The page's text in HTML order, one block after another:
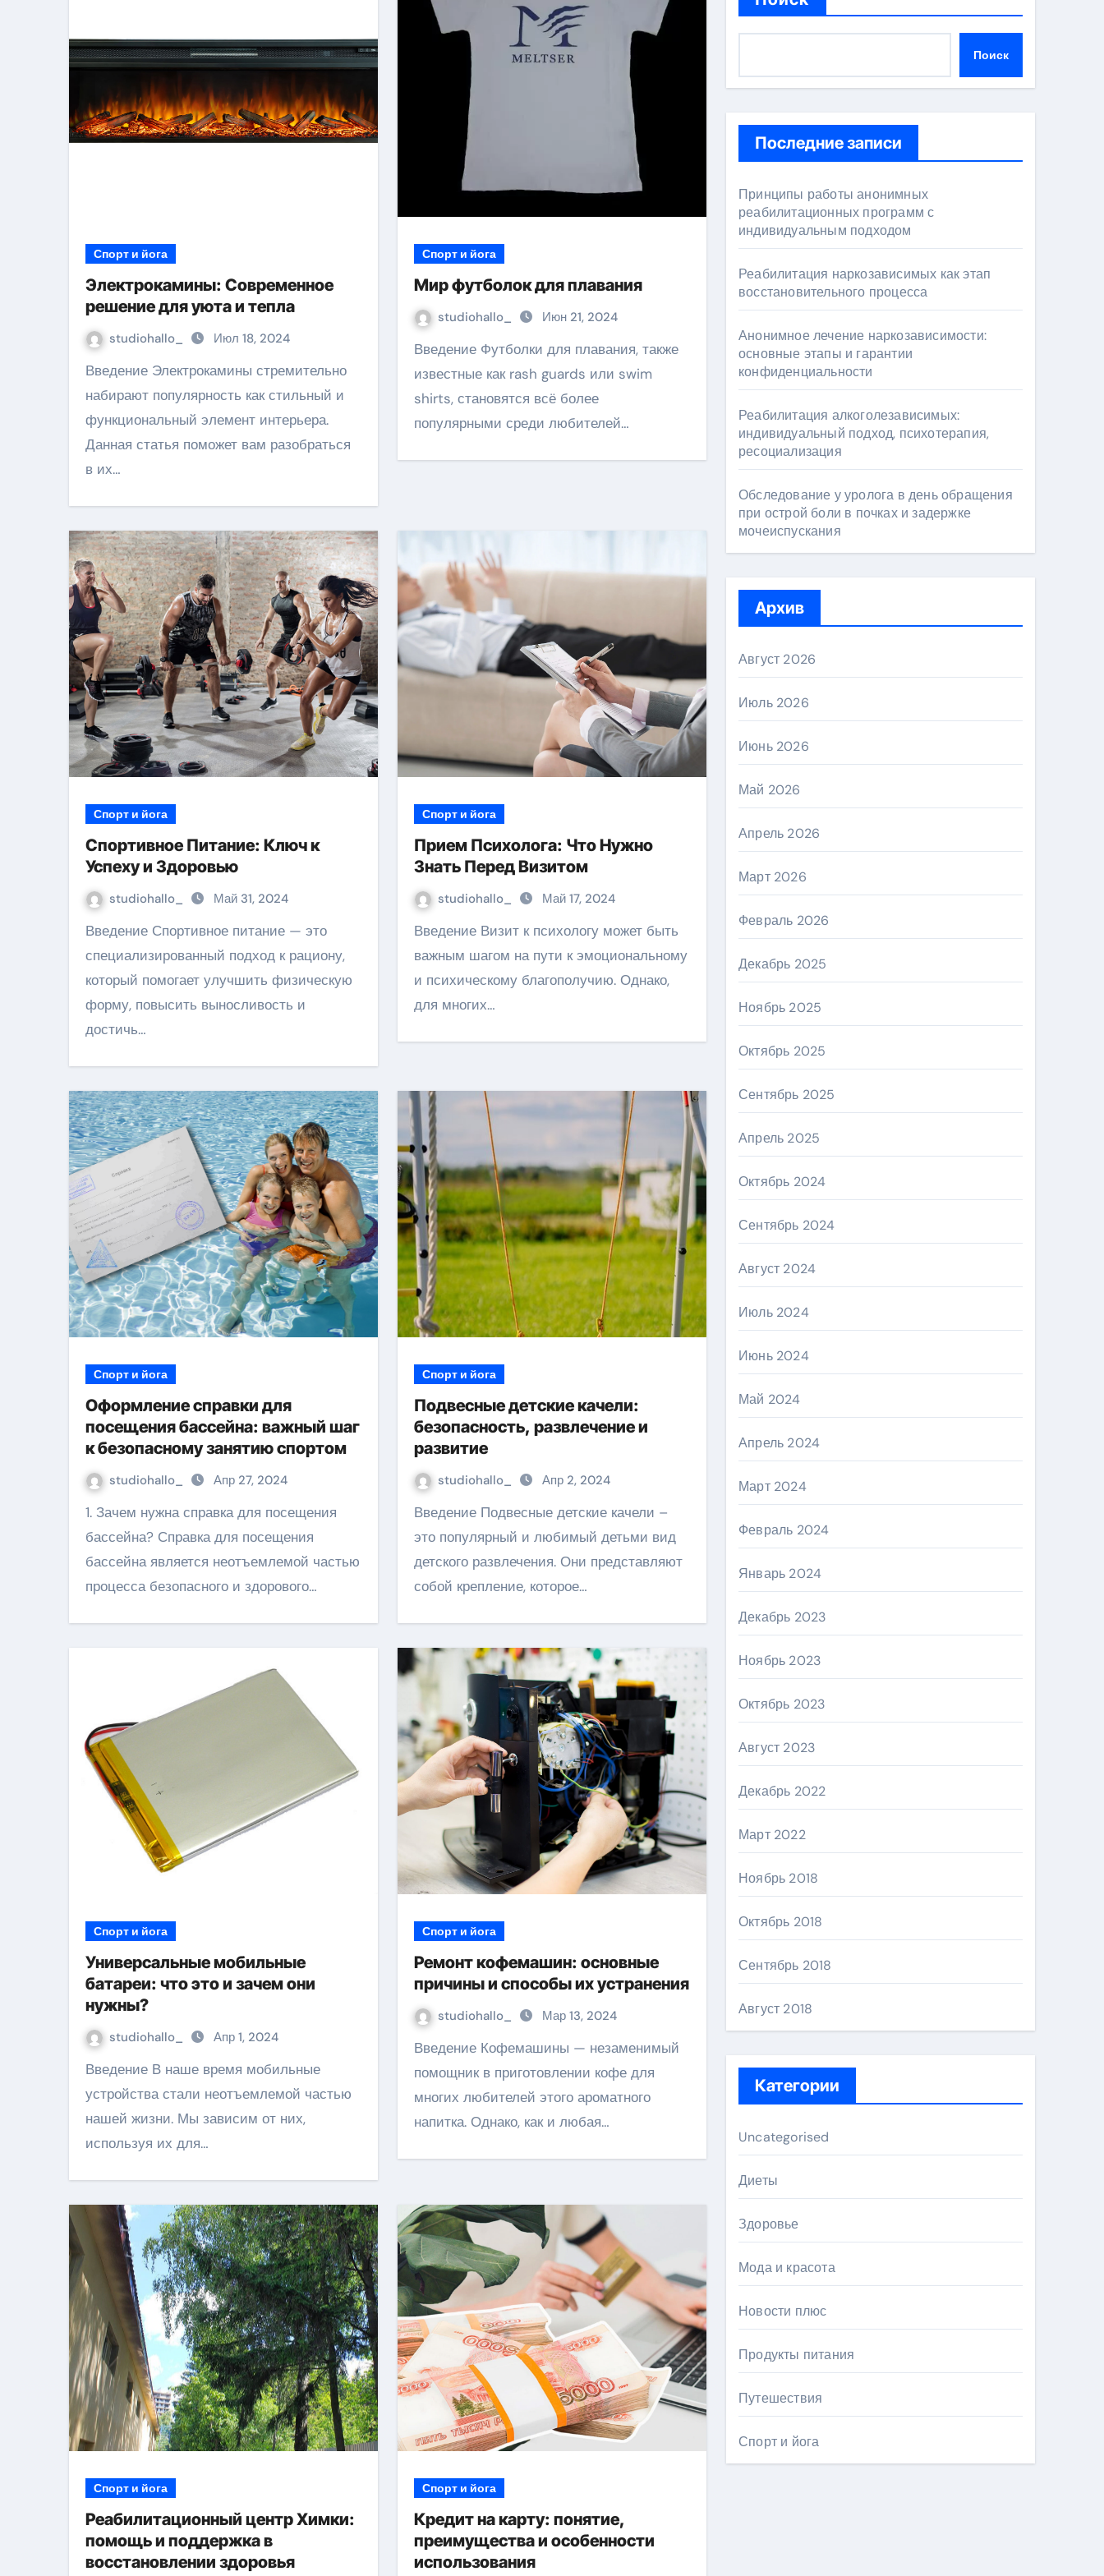
Спорт и йога
Электрокамины: Современное
решение для уюта и тепла
studiohallo_ Июл 18, 2024
Введение Электрокамины стремительно
набирают популярность как стильный и
функциональный элемент интерьера.
Данная статья поможет вам разобраться
в их…
Спорт и йога
Мир футболок для плавания
studiohallo_ Июн 21, 2024
Введение Футболки для плавания, также
известные как rash guards или swim
shirts, становятся всё более
популярными среди любителей…
Спорт и йога
Спортивное Питание: Ключ к
Успеху и Здоровью
studiohallo_ Май 31, 2024
Введение Спортивное питание — это
специализированный подход к рациону,
который помогает улучшить физическую
форму, повысить выносливость и
достичь…
Спорт и йога
Прием Психолога: Что Нужно
Знать Перед Визитом
studiohallo_ Май 17, 2024
Введение Визит к психологу может быть
важным шагом на пути к эмоциональному
и психическому благополучию. Однако,
для многих…
Спорт и йога
Оформление справки для
посещения бассейна: важный шаг
к безопасному занятию спортом
studiohallo_ Апр 27, 2024
1. Зачем нужна справка для посещения
бассейна? Справка для посещения
бассейна является неотъемлемой частью
процесса безопасного и здорового…
Спорт и йога
Подвесные детские качели:
безопасность, развлечение и
развитие
studiohallo_ Апр 2, 2024
Введение Подвесные детские качели –
это популярный и любимый детьми вид
детского развлечения. Они представляют
собой крепление, которое…
Спорт и йога
Универсальные мобильные
батареи: что это и зачем они
нужны?
studiohallo_ Апр 1, 2024
Введение В наше время мобильные
устройства стали неотъемлемой частью
нашей жизни. Мы зависим от них,
используя их для…
Спорт и йога
Ремонт кофемашин: основные
причины и способы их устранения
studiohallo_ Мар 13, 2024
Введение Кофемашины — незаменимый
помощник в приготовлении кофе для
многих любителей этого ароматного
напитка. Однако, как и любая…
Спорт и йога
Реабилитационный центр Химки:
помощь и поддержка в
восстановлении здоровья
Спорт и йога
Кредит на карту: понятие,
преимущества и особенности
использования
Поиск
Последние записи
Принципы работы анонимных
реабилитационных программ с
индивидуальным подходом
Реабилитация наркозависимых как этап
восстановительного процесса
Анонимное лечение наркозависимости:
основные этапы и гарантии
конфиденциальности
Реабилитация алкоголезависимых:
индивидуальный подход, психотерапия,
ресоциализация
Обследование у уролога в день обращения
при острой боли в почках и задержке
мочеиспускания
Архив
Август 2026
Июль 2026
Июнь 2026
Май 2026
Апрель 2026
Март 2026
Февраль 2026
Декабрь 2025
Ноябрь 2025
Октябрь 2025
Сентябрь 2025
Апрель 2025
Октябрь 2024
Сентябрь 2024
Август 2024
Июль 2024
Июнь 2024
Май 2024
Апрель 2024
Март 2024
Февраль 2024
Январь 2024
Декабрь 2023
Ноябрь 2023
Октябрь 2023
Август 2023
Декабрь 2022
Март 2022
Ноябрь 2018
Октябрь 2018
Сентябрь 2018
Август 2018
Категории
Uncategorised
Диеты
Здоровье
Мода и красота
Новости плюс
Продукты питания
Путешествия
Спорт и йога